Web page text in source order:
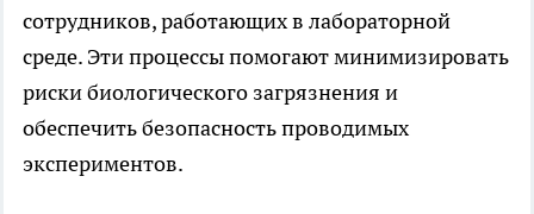
сотрудников, работающих в лабораторной
среде. Эти процессы помогают минимизировать
риски биологического загрязнения и
обеспечить безопасность проводимых
экспериментов.